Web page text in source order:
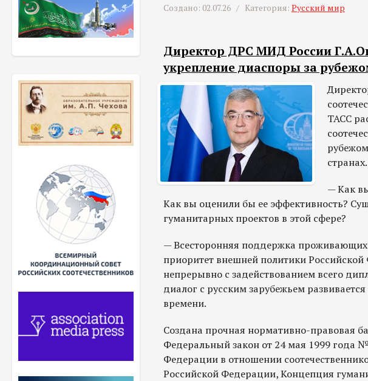
Создано: 02.07.26 / Категория: Русский мир
Директор ДРС МИД России
укрепление диаспоры за
ТАСС
странах.
— Как
Как вы оценили бы ее эффективность?
гуманитарных проектов в этой сфере?
— Всесторонняя поддержка
приоритет внешней политики
непрерывно с задействованием всего
диалог с русским зарубежьем
времени.
Создана прочная нормативно-правовая
Федеральный закон от 24 мая 1999 года
Федерации в отношении
Российской Федерации, Концепция